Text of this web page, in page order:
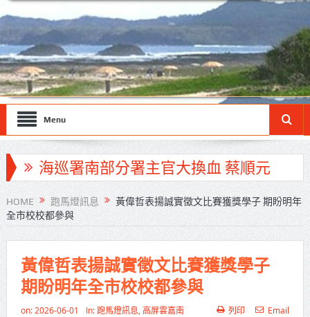
Menu
海巡署南部分署主官大換血 蔡順元
勉提升巡防戰力
北市鮮奶週報再升級！8月31日補助
擴大至國中生
雙北合作里程碑！萬大線動態測試
侯友宜蔣萬安攜手視察
HOME 跑馬燈訊息
黃偉哲表揚誠實徵文比賽獲獎學子 期盼明年
全市校校都參與
黃偉哲表揚誠實徵文比賽獲獎學子
期盼明年全市校校都參與
on: 2026-06-01 In: 跑馬燈訊息 高屏雲嘉南 列印 Email